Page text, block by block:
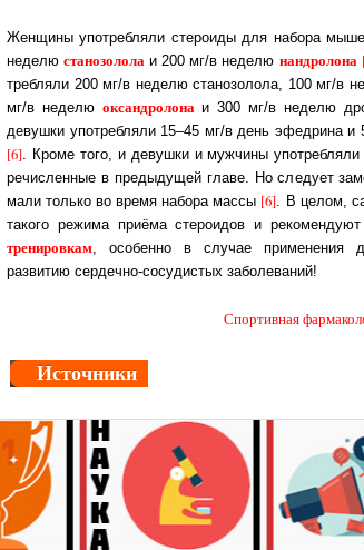
Женщины употребляли стероиды для набора
не­де­люста­но­зо­ло­ла и 200 мг/в неделю нандролона
треб­л­яли 200 мг/в неделю станозолола, 100 мг/в
мг/в неделю оксандролона и 300 мг/в неделю
девушки упо­треб­ля­ли 15–45 мг/в день эфедрина и
[6] . Кроме того, и девушки и мужчины
ре­чис­лен­ные в предыдущей главе. Но следует
ма­ли толь­ко во время набора массы [6] . В целом,
такого режима приёма стероидов и
тренировкам , особенно в случае применения
развитию сердечно-сосудистых заболеваний!
Спортивная
Источники